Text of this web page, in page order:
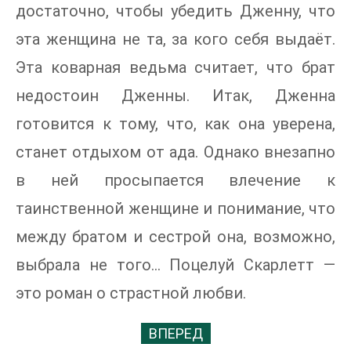
достаточно, чтобы убедить Дженну, что
эта женщина не та, за кого себя выдаёт.
Эта коварная ведьма считает, что брат
недостоин Дженны. Итак, Дженна
готовится к тому, что, как она уверена,
станет отдыхом от ада. Однако внезапно
в ней просыпается влечение к
таинственной женщине и понимание, что
между братом и сестрой она, возможно,
выбрала не того… Поцелуй Скарлетт —
это роман о страстной любви.
ВПЕРЕД